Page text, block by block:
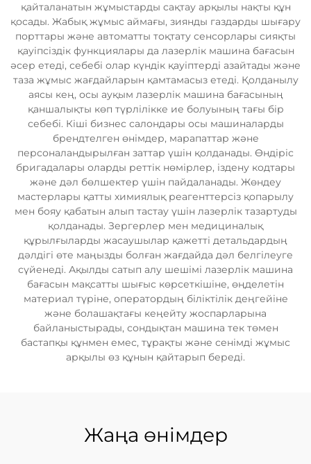
қайталанатын жұмыстарды сақтау арқылы нақты құн
қосады. Жабық жұмыс аймағы, зиянды газдарды шығару
порттары және автоматты тоқтату сенсорлары сияқты
қауіпсіздік функциялары да лазерлік машина бағасын
әсер етеді, себебі олар күндік қауіптерді азайтады және
таза жұмыс жағдайларын қамтамасыз етеді. Қолданылу
аясы кең, осы ауқым лазерлік машина бағасының
қаншалықты көп түрлілікке ие болуының тағы бір
себебі. Кіші бизнес салондары осы машиналарды
брендтелген өнімдер, марапаттар және
персоналандырылған заттар үшін қолданады. Өндіріс
бригадалары оларды реттік нөмірлер, іздену кодтары
және дәл бөлшектер үшін пайдаланады. Жөндеу
мастерлары қатты химиялық реагенттерсіз қопарылу
мен бояу қабатын алып тастау үшін лазерлік тазартуды
қолданады. Зергерлер мен медициналық
құрылғыларды жасаушылар қажетті детальдардың
дәлдігі өте маңызды болған жағдайда дәл белгілеуге
сүйенеді. Ақылды сатып алу шешімі лазерлік машина
бағасын мақсатты шығыс көрсеткішіне, өңделетін
материал түріне, оператордың біліктілік деңгейіне
және болашақтағы кеңейту жоспарларына
байланыстырады, сондықтан машина тек төмен
бастапқы құнмен емес, тұрақты және сенімді жұмыс
арқылы өз құнын қайтарып береді.
Жаңа өнімдер